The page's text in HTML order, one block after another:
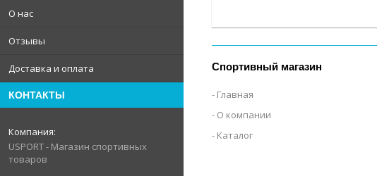
О нас
Отзывы
Доставка и оплата
КОНТАКТЫ
USPORT - Магазин спортивных
товаров
Спортивный магазин
Главная
О компании
Каталог